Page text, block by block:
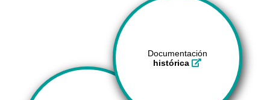
Documentación
histórica